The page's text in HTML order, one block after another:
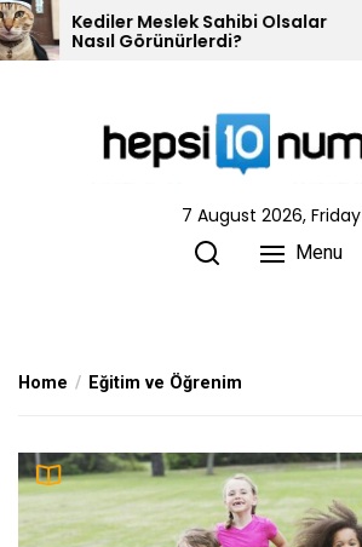
Skip
to
10 Kızılderili Kabilesi
7 August 2026, Friday
Menu
Home Eğitim ve Öğrenim